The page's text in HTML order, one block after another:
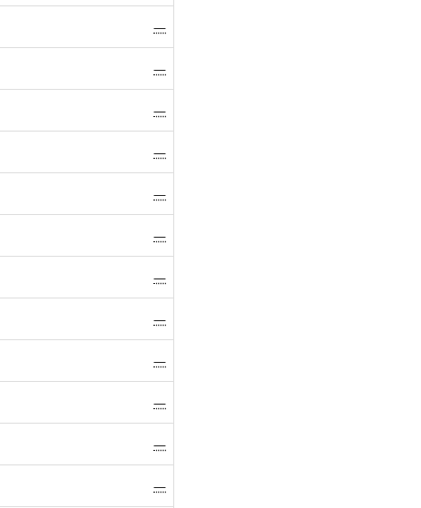
—
—
—
—
—
—
—
—
—
—
—
—